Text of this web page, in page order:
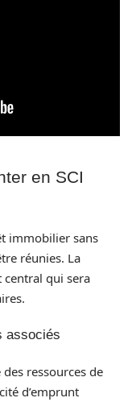
en SCI
immobilier sans
réunies. La
central qui sera
associés
ressources de
d’emprunt